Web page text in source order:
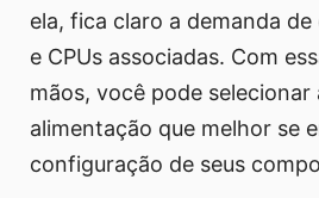
ela, fica claro a demanda de
e CPUs associadas. Com
mãos, você pode
alimentação que melhor se
configuração de seus